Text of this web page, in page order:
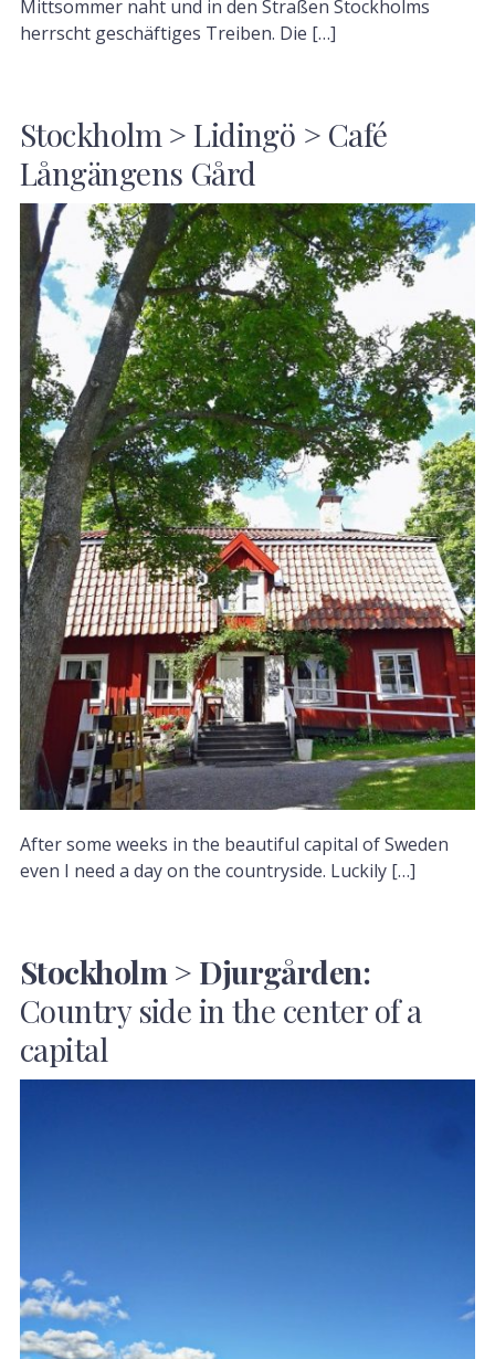
Mittsommer naht und in den Straßen Stockholms
herrscht geschäftiges Treiben. Die […]
Stockholm > Lidingö > Café
Långängens Gård
After some weeks in the beautiful capital of Sweden
even I need a day on the countryside. Luckily […]
Stockholm > Djurgården:
Country side in the center of a
capital